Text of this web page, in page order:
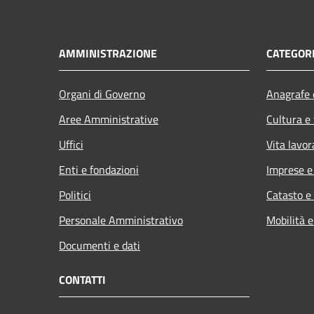
AMMINISTRAZIONE
Organi di Governo
Aree Amministrative
Uffici
Enti e fondazioni
Politici
Personale Amministrativo
Documenti e dati
Cultura
Vita
Imprese
Catasto
Mobilità
CONTATTI